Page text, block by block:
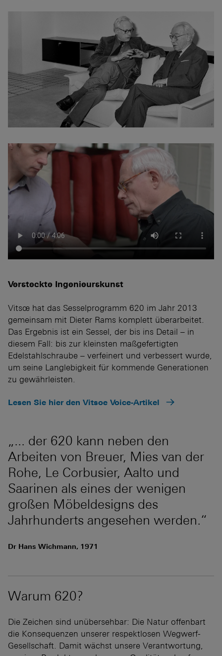
Versteckte Ingenieurskunst
Vitsœ hat das Sesselprogramm 620 im Jahr 2013
gemeinsam mit Dieter Rams komplett überarbeitet.
Das Ergebnis ist ein Sessel, der bis ins Detail – in
diesem Fall: bis zur kleinsten maßgefertigten
Edelstahlschraube – verfeinert und verbessert wurde,
um seine Langlebigkeit für kommende Generationen
zu gewährleisten.
Lesen Sie hier den Vitsoe Voice-Artikel
„... der 620 kann neben den
Arbeiten von Breuer, Mies van der
Rohe, Le Corbusier, Aalto und
Saarinen als eines der wenigen
großen Möbeldesigns des
Jahrhunderts angesehen werden.“
Dr Hans Wichmann, 1971
Warum 620?
Die Zeichen sind unübersehbar: Die Natur offenbart
die Konsequenzen unserer respektlosen Wegwerf-
Gesellschaft. Damit wächst unsere Verantwortung,